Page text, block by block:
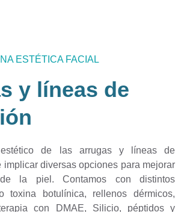
ESTÉTICA FACIAL
y líneas de
estético de las arrugas y líneas de
implicar diversas opciones para mejorar
la piel. Contamos con distintos
toxina botulínica, rellenos dérmicos,
con DMAE, Silicio, péptidos y